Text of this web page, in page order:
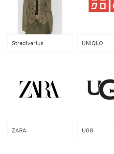
Stradivarius UNIQLO
ZARA UGG